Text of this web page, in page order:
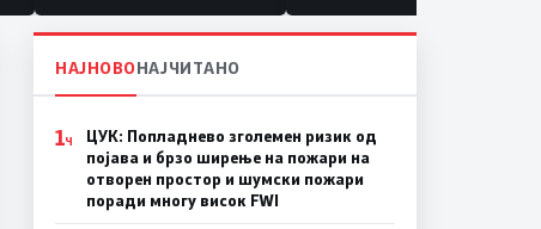
НАЈНОВОНАЈЧИТАНО
1Ч
ЦУК: Попладнево зголемен ризик од
појава и брзо ширење на пожари на
отворен простор и шумски пожари
поради многу висок FWI